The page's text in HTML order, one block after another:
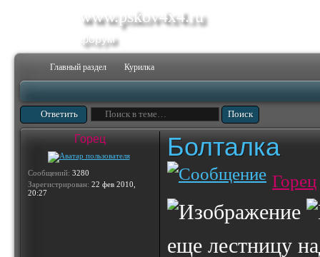
www.pskov4x4.ru
форум
Главный раздел Курилка
Ответить
Горец
Сообщений: 3280
Зарегистрирован: 22 фев 2010,
20:27
Болталка
Горец
еще лестницу